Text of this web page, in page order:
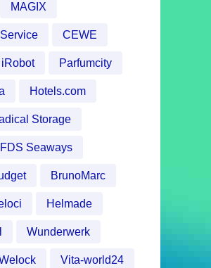
MAGIX
CEWE
iRobot Parfumcity
Hotels.com
Storage
Seaways
BrunoMarc
Helmade
Wunderwerk
Vita-world24